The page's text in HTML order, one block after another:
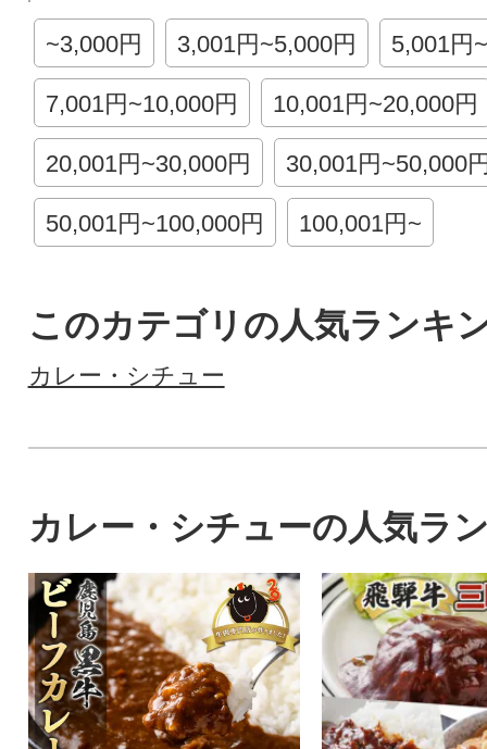
~3,000円 3,001円~5,000円 5,001円
7,001円~10,000円 10,001円~20,000円
20,001円~30,000円 30,001円~50,000
50,001円~100,000円 100,001円~
このカテゴリの人気ランキ
カレー・シチュー
カレー・シチューの人気ラ